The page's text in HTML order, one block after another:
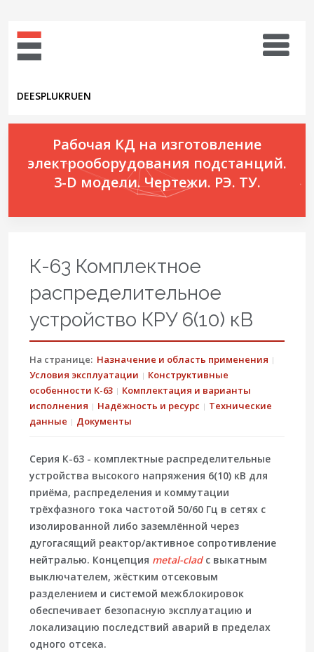
DEESPLUKRUEN
Рабочая КД на изготовление
электрооборудования подстанций.
3-D модели. Чертежи. РЭ. ТУ.
К-63 Комплектное
распределительное
устройство КРУ 6(10) кВ
На странице: Назначение и область применения
Условия эксплуатации
Конструктивные
особенности К-63
Комплектация и варианты
исполнения
Надёжность и ресурс
Технические
данные
Документы
Серия К-63 - комплектные распределительные
устройства высокого напряжения 6(10) кВ для
приёма, распределения и коммутации
трёхфазного тока частотой 50/60 Гц в сетях с
изолированной либо заземлённой через
дугогасящий реактор/активное сопротивление
нейтралью. Концепция metal-cladс выкатным
выключателем, жёстким отсековым
разделением и системой межблокировок
обеспечивает безопасную эксплуатацию и
локализацию последствий аварий в пределах
одного отсека.